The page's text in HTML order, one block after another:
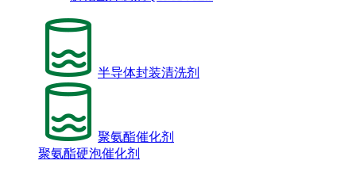
半导体封装清洗剂
聚氨酯催化剂
聚氨酯硬泡催化剂